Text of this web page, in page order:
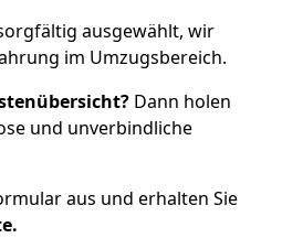
ausgewählt, wir
im Umzugsbereich.
Dann holen
und unverbindliche
aus und erhalten Sie